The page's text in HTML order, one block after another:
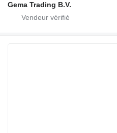
Gema Trading B.V.